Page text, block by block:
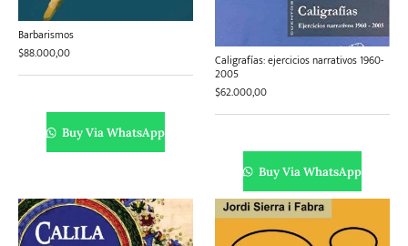
Literatura juvenil
Literatura
Poesía
Política Sagas Salud y Bienestar Sin categorizar
Barbarismos
$88.000,00
Buy Via WhatsApp
Caligrafías: ejercicios narrativos 1960-
2005
$62.000,00
Buy Via WhatsApp